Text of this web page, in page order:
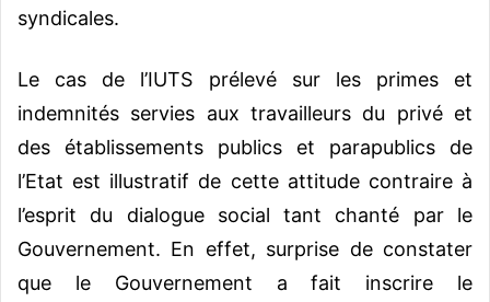
syndicales.
Le cas de l’IUTS prélevé sur les primes et
indemnités servies aux travailleurs du privé et
des établissements publics et parapublics de
l’Etat est illustratif de cette attitude contraire à
l’esprit du dialogue social tant chanté par le
Gouvernement. En effet, surprise de constater
que le Gouvernement a fait inscrire le